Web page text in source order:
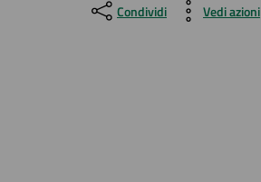
Condividi Vedi azioni